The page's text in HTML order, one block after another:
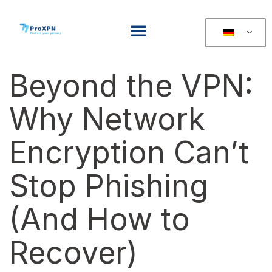
Beyond the VPN:
Why Network
Encryption Can’t
Stop Phishing
(And How to
Recover)